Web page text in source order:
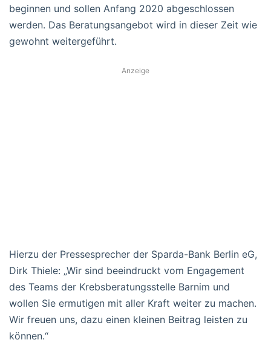
beginnen und sollen Anfang 2020 abgeschlossen
werden. Das Beratungsangebot wird in dieser Zeit wie
gewohnt weitergeführt.
Anzeige
Hierzu der Pressesprecher der Sparda-Bank Berlin eG,
Dirk Thiele: „Wir sind beeindruckt vom Engagement
des Teams der Krebsberatungsstelle Barnim und
wollen Sie ermutigen mit aller Kraft weiter zu machen.
Wir freuen uns, dazu einen kleinen Beitrag leisten zu
können.“